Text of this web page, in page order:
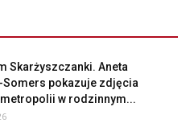
Skarżyszczanki. Aneta
Somers pokazuje zdjęcia
w rodzinnym...